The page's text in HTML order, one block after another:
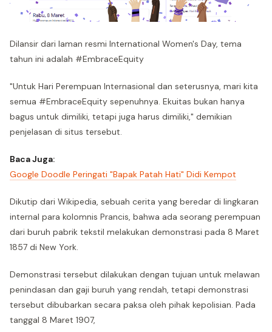
Dilansir dari laman resmi International Women's Day, tema
tahun ini adalah #EmbraceEquity
"Untuk Hari Perempuan Internasional dan seterusnya, mari kita
semua #EmbraceEquity sepenuhnya. Ekuitas bukan hanya
bagus untuk dimiliki, tetapi juga harus dimiliki," demikian
penjelasan di situs tersebut.
Baca Juga:
Google Doodle Peringati "Bapak Patah Hati" Didi Kempot
Dikutip dari Wikipedia, sebuah cerita yang beredar di lingkaran
internal para kolomnis Prancis, bahwa ada seorang perempuan
dari buruh pabrik tekstil melakukan demonstrasi pada 8 Maret
1857 di New York.
Demonstrasi tersebut dilakukan dengan tujuan untuk melawan
penindasan dan gaji buruh yang rendah, tetapi demonstrasi
tersebut dibubarkan secara paksa oleh pihak kepolisian. Pada
tanggal 8 Maret 1907,